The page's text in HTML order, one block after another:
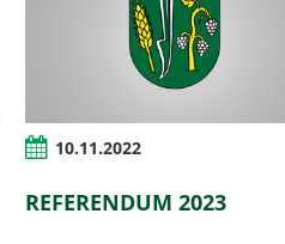
10.11.2022
REFERENDUM 2023